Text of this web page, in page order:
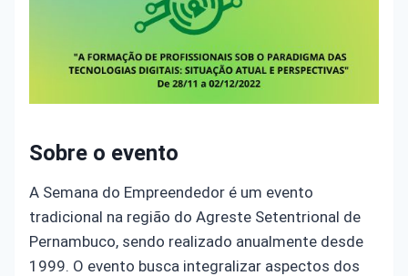
Sobre o evento
A Semana do Empreendedor é um evento
tradicional na região do Agreste Setentrional de
Pernambuco, sendo realizado anualmente desde
1999. O evento busca integralizar aspectos dos